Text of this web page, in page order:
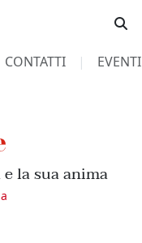
CONTATTI EVENTI
la sua anima